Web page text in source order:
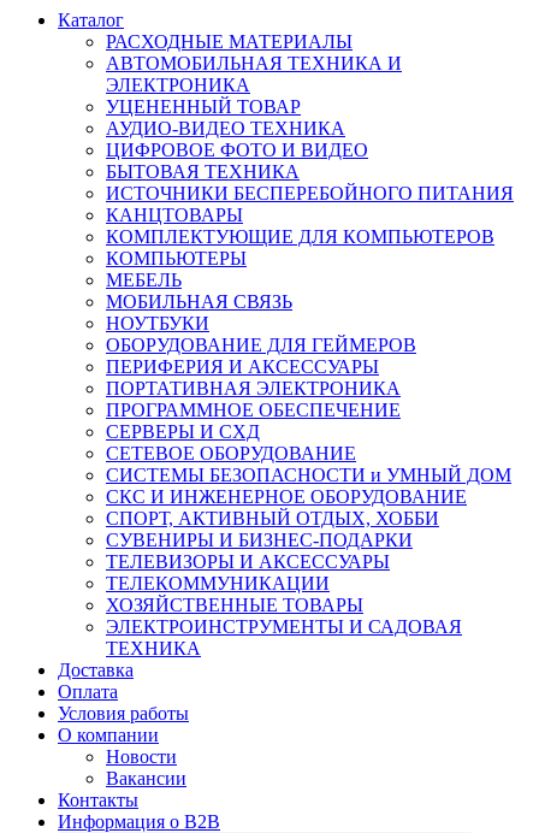
Каталог
РАСХОДНЫЕ МАТЕРИАЛЫ
АВТОМОБИЛЬНАЯ ТЕХНИКА И
ЭЛЕКТРОНИКА
УЦЕНЕННЫЙ ТОВАР
АУДИО-ВИДЕО ТЕХНИКА
ЦИФРОВОЕ ФОТО И ВИДЕО
БЫТОВАЯ ТЕХНИКА
ИСТОЧНИКИ БЕСПЕРЕБОЙНОГО ПИТАНИЯ
КАНЦТОВАРЫ
КОМПЛЕКТУЮЩИЕ ДЛЯ КОМПЬЮТЕРОВ
КОМПЬЮТЕРЫ
МЕБЕЛЬ
МОБИЛЬНАЯ СВЯЗЬ
НОУТБУКИ
ОБОРУДОВАНИЕ ДЛЯ ГЕЙМЕРОВ
ПЕРИФЕРИЯ И АКСЕССУАРЫ
ПОРТАТИВНАЯ ЭЛЕКТРОНИКА
ПРОГРАММНОЕ ОБЕСПЕЧЕНИЕ
СЕРВЕРЫ И СХД
СЕТЕВОЕ ОБОРУДОВАНИЕ
СИСТЕМЫ БЕЗОПАСНОСТИ и УМНЫЙ ДОМ
СКС И ИНЖЕНЕРНОЕ ОБОРУДОВАНИЕ
СПОРТ, АКТИВНЫЙ ОТДЫХ, ХОББИ
СУВЕНИРЫ И БИЗНЕС-ПОДАРКИ
ТЕЛЕВИЗОРЫ И АКСЕССУАРЫ
ТЕЛЕКОММУНИКАЦИИ
ХОЗЯЙСТВЕННЫЕ ТОВАРЫ
ЭЛЕКТРОИНСТРУМЕНТЫ И САДОВАЯ
ТЕХНИКА
Доставка
Оплата
Условия работы
О компании
Новости
Вакансии
Контакты
Информация о B2B